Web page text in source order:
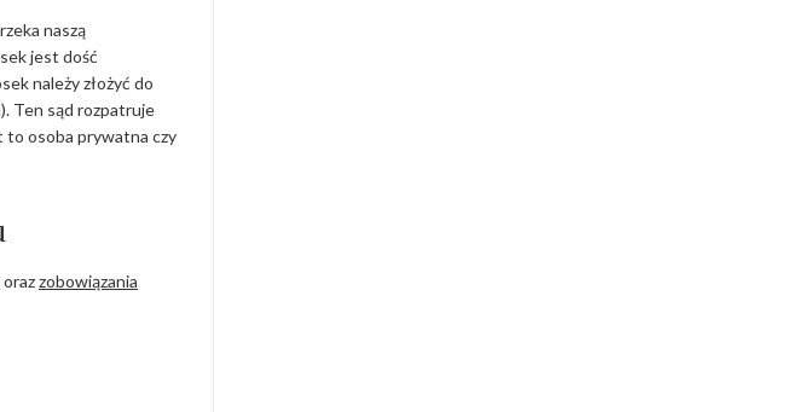
naszą
jest dość
należy złożyć do
Ten sąd rozpatruje
to osoba prywatna czy
orazzobowiązania